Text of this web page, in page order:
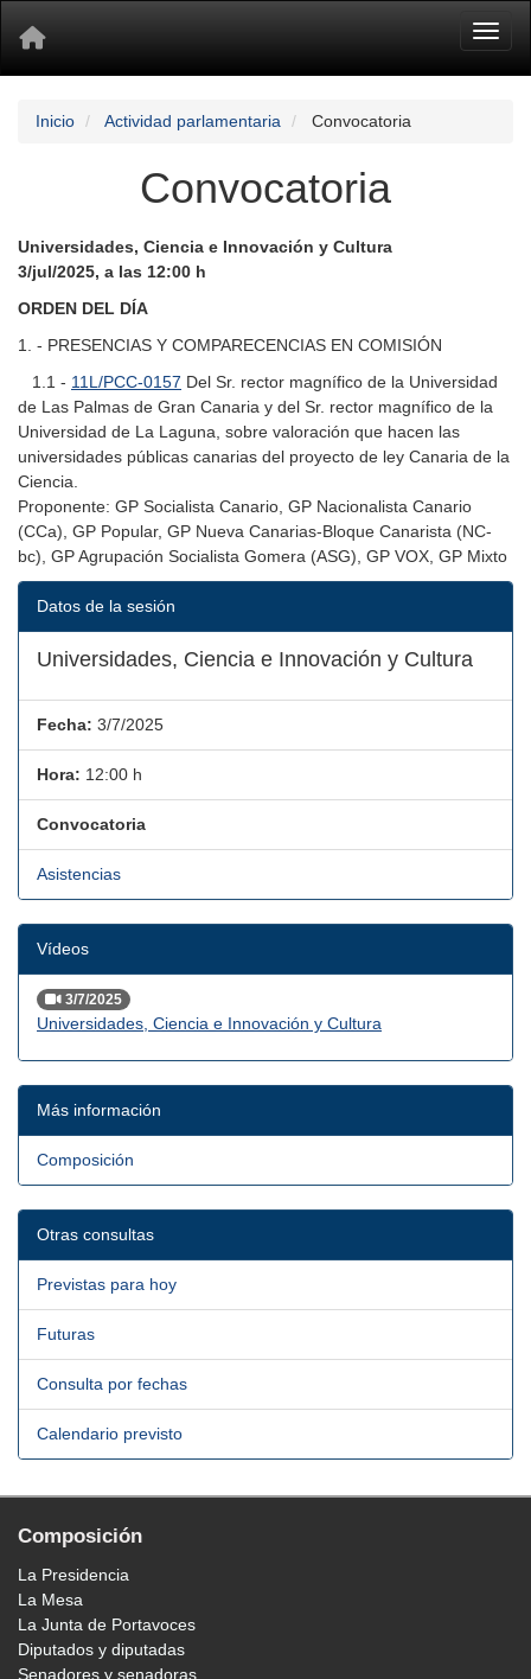
Inicio Actividad parlamentaria Convocatoria
Convocatoria
Universidades, Ciencia e Innovación y Cultura
3/jul/2025, a las 12:00 h
ORDEN DEL DÍA
1. - PRESENCIAS Y COMPARECENCIAS EN COMISIÓN
1.1 - 11L/PCC-0157 Del Sr. rector magnífico de la Universidad
de Las Palmas de Gran Canaria y del Sr. rector magnífico de la
Universidad de La Laguna, sobre valoración que hacen las
universidades públicas canarias del proyecto de ley Canaria de la
Ciencia.
Proponente: GP Socialista Canario, GP Nacionalista Canario
(CCa), GP Popular, GP Nueva Canarias-Bloque Canarista (NC-
bc), GP Agrupación Socialista Gomera (ASG), GP VOX, GP Mixto
Datos de la sesión
Universidades, Ciencia e Innovación y Cultura
Fecha: 3/7/2025
Hora: 12:00 h
Convocatoria
Asistencias
Vídeos
3/7/2025
Universidades, Ciencia e Innovación y Cultura
Más información
Composición
Otras consultas
Previstas para hoy
Futuras
Consulta por fechas
Calendario previsto
Composición
La Presidencia
La Mesa
La Junta de Portavoces
Diputados y diputadas
Senadores y senadoras